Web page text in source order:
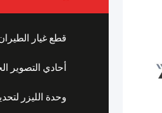
قطع غيار
أحادي التصوير
وحدة الليزر